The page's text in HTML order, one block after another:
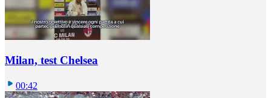
Milan, test Chelsea
00:42